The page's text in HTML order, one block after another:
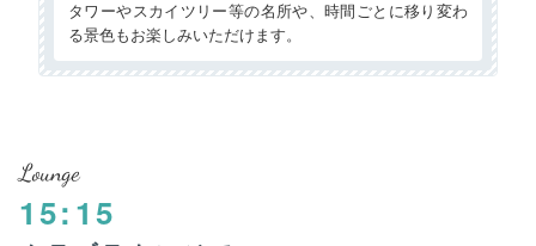
タワーやスカイツリー等の名所や、時間ごとに移り変わ
る景色もお楽しみいただけます。
Lounge
15:15